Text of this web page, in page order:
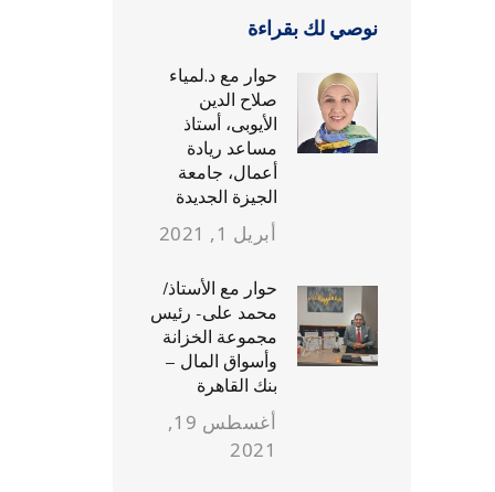
نوصي لك بقراءة
حوار مع د.لمياء
صلاح الدين
الأيوبى، أستاذ
مساعد ريادة
أعمال، جامعة
الجيزة الجديدة
أبريل 1, 2021
حوار مع الأستاذ/
محمد على- رئيس
مجموعة الخزانة
وأسواق المال –
بنك القاهرة
أغسطس 19,
2021